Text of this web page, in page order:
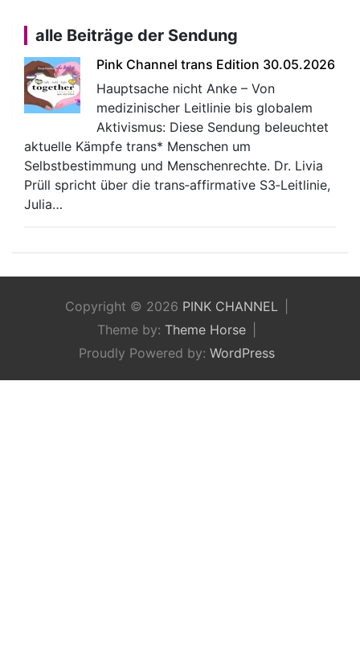
alle Beiträge der Sendung
Pink Channel trans Edition 30.05.2026
Hauptsache nicht Anke – Von
medizinischer Leitlinie bis globalem
Aktivismus: Diese Sendung beleuchtet
aktuelle Kämpfe trans* Menschen um
Selbstbestimmung und Menschenrechte. Dr. Livia
Prüll spricht über die trans‑affirmative S3‑Leitlinie,
Julia…
Copyright © 2026 PINK CHANNEL
Theme by: Theme Horse
Proudly Powered by: WordPress